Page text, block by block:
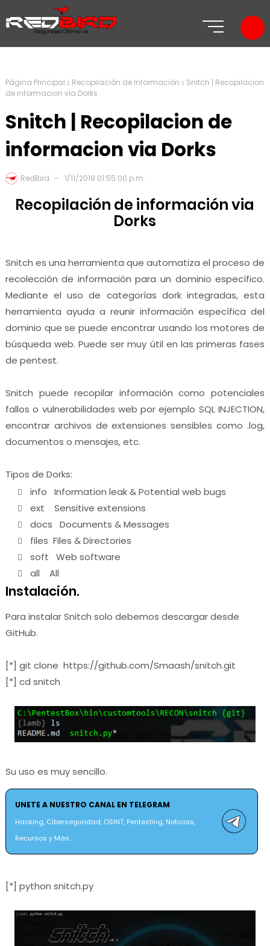
Página Principal Recopilación de Información
Snitch | Recopilacion
de informacion via Dorks
Snitch | Recopilacion de
informacion via Dorks
RedBird 1/11/2019 01:55:00 p.m.
Recopilación de información via
Dorks
Snitch es una herramienta que automatiza el proceso de
recolección de información para un dominio específico.
Mediante el uso de categorías dork integradas, esta
herramienta ayuda a reunir información específica del
dominio que se puede encontrar usando los motores de
búsqueda web. Puede ser muy útil en las primeras fases
de pentest.
Snitch puede recopilar información como potenciales
fallos o vulnerabilidades web por ejemplo SQL INJECTION,
encontrar archivos de extensiones sensibles como .log,
documentos o mensajes, etc.
Tipos de Dorks:
info Information leak & Potential web bugs
ext Sensitive extensions
docs Documents & Messages
files Files & Directories
soft Web software
all All
Instalación.
Para instalar Snitch solo debemos descargar desde
GitHub.
[*] git clone https://github.com/Smaash/snitch.git
[*] cd snitch
Su uso es muy sencillo.
UNETE A NUESTRO CANAL EN TELEGRAM
Hacking, Ciberseguridad, OSINT, Pentesting, Noticias,
Recursos y Más...
[*] python snitch.py